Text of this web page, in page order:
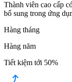
Thành viên cao cấp
bổ sung trong ứng
Hàng tháng
Hàng năm
Tiết kiệm tới 50%